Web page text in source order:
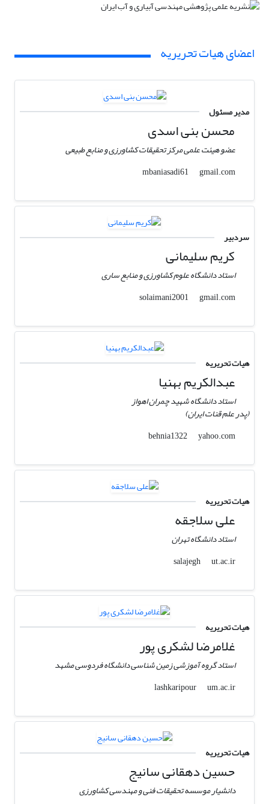
اعضای هیات تحریریه
مدیر مسئول
محسن بنی اسدی
عضو هیئت علمی مرکز تحقیقات کشاورزی و منابع طبیعی
mbaniasadi61
gmail.com
سردبیر
کریم سلیمانی
استاد دانشگاه علوم کشاورزی و منابع ساری
solaimani2001
gmail.com
هیات تحریریه
عبدالکریم بهنیا
استاد دانشگاه شهید چمران اهواز
(پدر علم قنات ایران)
behnia1322
yahoo.com
هیات تحریریه
علی سلاجقه
استاد دانشگاه تهران
salajegh
ut.ac.ir
هیات تحریریه
غلامرضا لشکری پور
استاد گروه آموزشی زمین شناسی دانشگاه فردوسی مشهد
lashkaripour
um.ac.ir
هیات تحریریه
حسین دهقانی سانیج
دانشیار موسسه تحقیقات فنی و مهندسی کشاورزی